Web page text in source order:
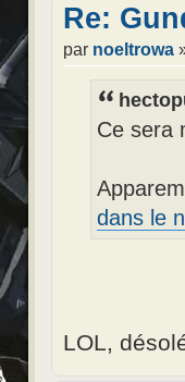
Re:
par noeltrowa
Ce sera
dans le
LOL,